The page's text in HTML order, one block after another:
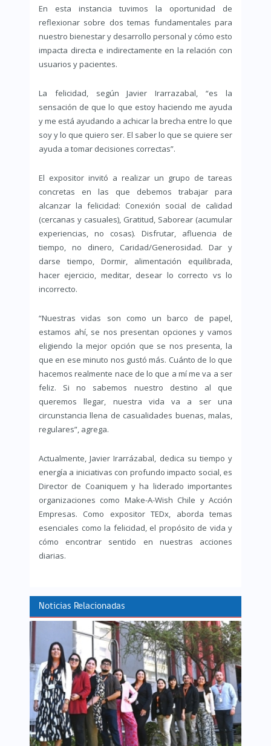
En esta instancia tuvimos la oportunidad de
reflexionar sobre dos temas fundamentales para
nuestro bienestar y desarrollo personal y cómo esto
impacta directa e indirectamente en la relación con
usuarios y pacientes.
La felicidad, según Javier Irarrazabal, “es la
sensación de que lo que estoy haciendo me ayuda
y me está ayudando a achicar la brecha entre lo que
soy y lo que quiero ser. El saber lo que se quiere ser
ayuda a tomar decisiones correctas”.
El expositor invitó a realizar un grupo de tareas
concretas en las que debemos trabajar para
alcanzar la felicidad: Conexión social de calidad
(cercanas y casuales), Gratitud, Saborear (acumular
experiencias, no cosas). Disfrutar, afluencia de
tiempo, no dinero, Caridad/Generosidad. Dar y
darse tiempo, Dormir, alimentación equilibrada,
hacer ejercicio, meditar, desear lo correcto vs lo
incorrecto.
“Nuestras vidas son como un barco de papel,
estamos ahí, se nos presentan opciones y vamos
eligiendo la mejor opción que se nos presenta, la
que en ese minuto nos gustó más. Cuánto de lo que
hacemos realmente nace de lo que a mí me va a ser
feliz. Si no sabemos nuestro destino al que
queremos llegar, nuestra vida va a ser una
circunstancia llena de casualidades buenas, malas,
regulares”, agrega.
Actualmente, Javier Irarrázabal, dedica su tiempo y
energía a iniciativas con profundo impacto social, es
Director de Coaniquem y ha liderado importantes
organizaciones como Make-A-Wish Chile y Acción
Empresas. Como expositor TEDx, aborda temas
esenciales como la felicidad, el propósito de vida y
cómo encontrar sentido en nuestras acciones
diarias.
Noticias Relacionadas